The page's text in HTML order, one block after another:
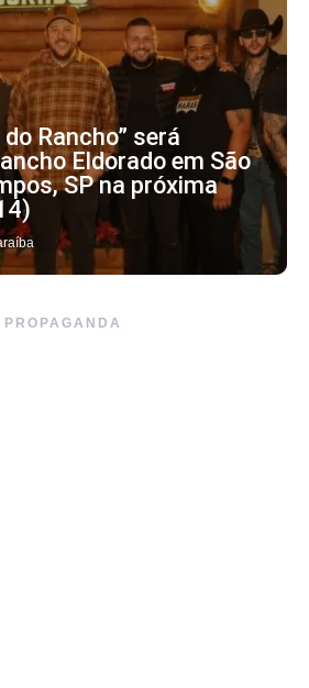
Rancho” será
Eldorado em São
SP na próxima
PROPAGANDA